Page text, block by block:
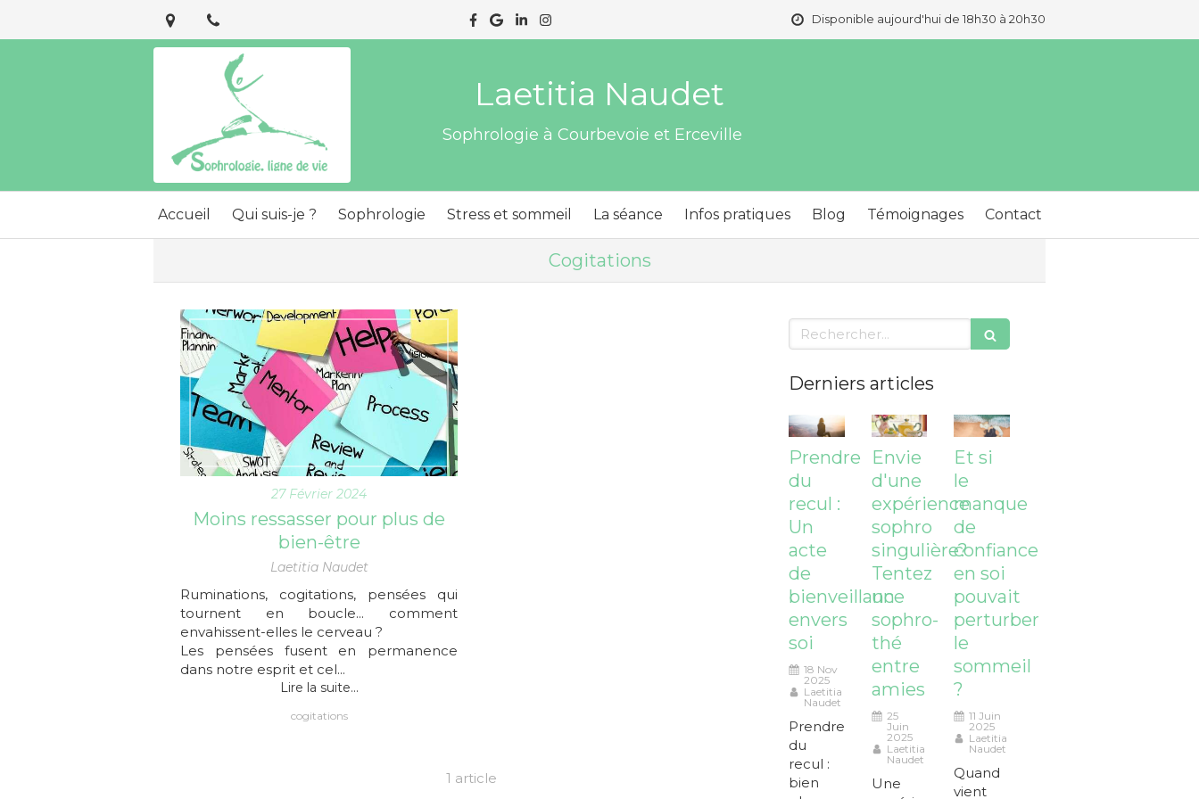
Disponible aujourd'hui de 18h30 à 20h30
Laetitia Naudet
Sophrologie à Courbevoie et Erceville
Accueil Qui suis-je ? Sophrologie Stress et sommeil La séance Infos pratiques Blog Témoignages Contact
Cogitations
27 Février 2024
Moins ressasser pour plus de
bien-être
Laetitia Naudet
Ruminations, cogitations, pensées qui
tournent en boucle... comment
envahissent-elles le cerveau ?
Les pensées fusent en permanence
dans notre esprit et cel...
Lire la suite...
cogitations
1 article
Rechercher
Derniers articles
Prendre
du
recul :
Un
acte
de
bienveillance
envers
soi
18 Nov
2025
Laetitia
Naudet
Prendre
du
recul :
bien
Envie
d'une
expérience
sophro
singulière?
Tentez
un
sophro-
thé
entre
amies
25
Juin
2025
Laetitia
Naudet
Une
Et si
le
manque
de
confiance
en soi
pouvait
perturber
le
sommeil
?
11 Juin
2025
Laetitia
Naudet
Quand
vient